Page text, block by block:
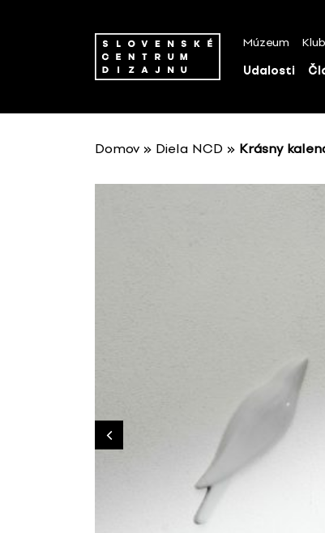
Múzeum Klub
Udalosti
Domov » Diela NCD » Krásny